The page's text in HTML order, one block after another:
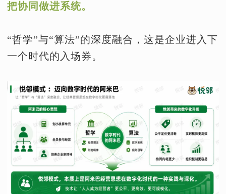
把协同做进系统。
“哲学”与“算法”的深度融合，这是企业进入下
一个时代的入场券。